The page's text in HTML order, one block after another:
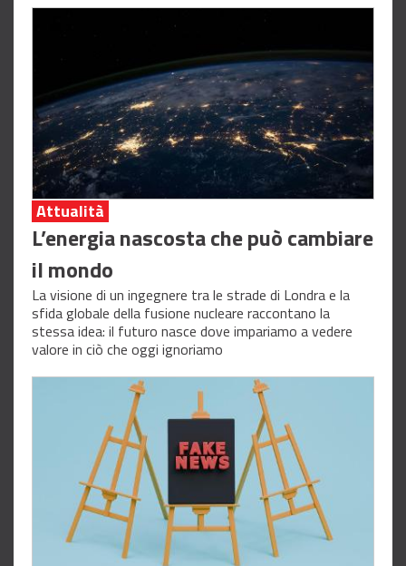
Attualità
L’energia nascosta che può cambiare
il mondo
La visione di un ingegnere tra le strade di Londra e la
sfida globale della fusione nucleare raccontano la
stessa idea: il futuro nasce dove impariamo a vedere
valore in ciò che oggi ignoriamo